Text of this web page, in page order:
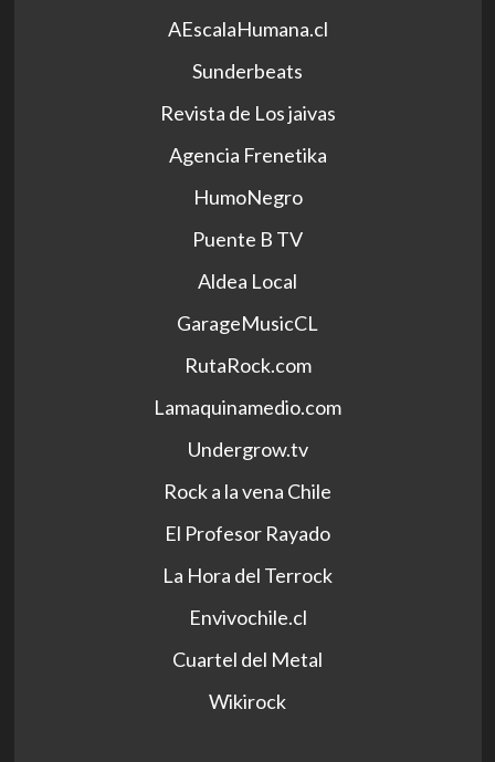
AEscalaHumana.cl
Sunderbeats
Revista de Los jaivas
Agencia Frenetika
HumoNegro
Puente B TV
Aldea Local
GarageMusicCL
RutaRock.com
Lamaquinamedio.com
Undergrow.tv
Rock a la vena Chile
El Profesor Rayado
La Hora del Terrock
Envivochile.cl
Cuartel del Metal
Wikirock